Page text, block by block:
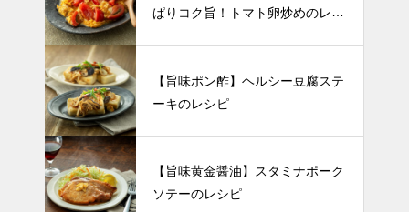
ぱりコク旨！トマト卵炒めのレシ
【旨味ポン酢】ヘルシー豆腐ステ
ーキのレシピ
【旨味黄金醤油】スタミナポーク
ソテーのレシピ